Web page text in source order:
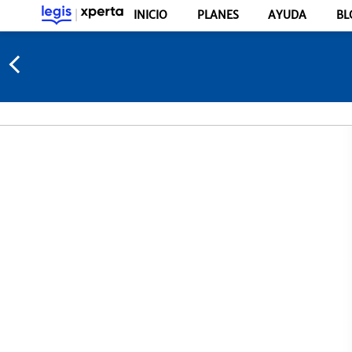
INICIO PLANES AYUDA